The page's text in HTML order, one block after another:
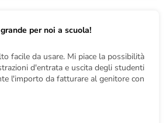
per noi a scuola!
facile da usare. Mi piace la possibilità
d'entrata e uscita degli studenti
l'importo da fatturare al genitore con